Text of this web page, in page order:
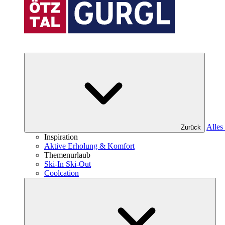
Zurück
Alles
Inspiration
Aktive Erholung & Komfort
Themenurlaub
Ski-In Ski-Out
Coolcation